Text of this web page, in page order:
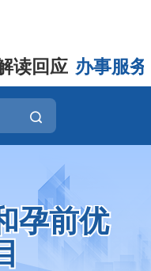
读回应 办事服务
孕前优